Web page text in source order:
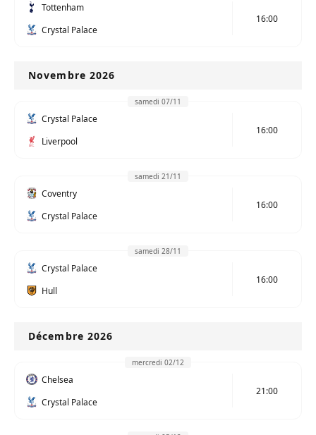
Tottenham
Crystal Palace
16:00
Novembre 2026
samedi 07/11
Crystal Palace
Liverpool
16:00
samedi 21/11
Coventry
Crystal Palace
16:00
samedi 28/11
Crystal Palace
Hull
16:00
Décembre 2026
mercredi 02/12
Chelsea
Crystal Palace
21:00